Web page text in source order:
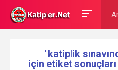
"katiplik
için etiket sonuçları